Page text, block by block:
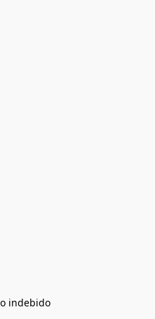
indebido